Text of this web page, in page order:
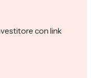
con link